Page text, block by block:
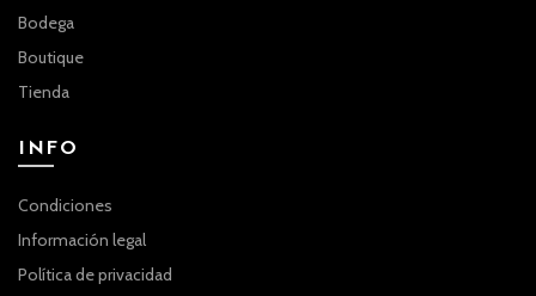
Bodega
Boutique
Tienda
INFO
Condiciones
Información legal
Política de privacidad